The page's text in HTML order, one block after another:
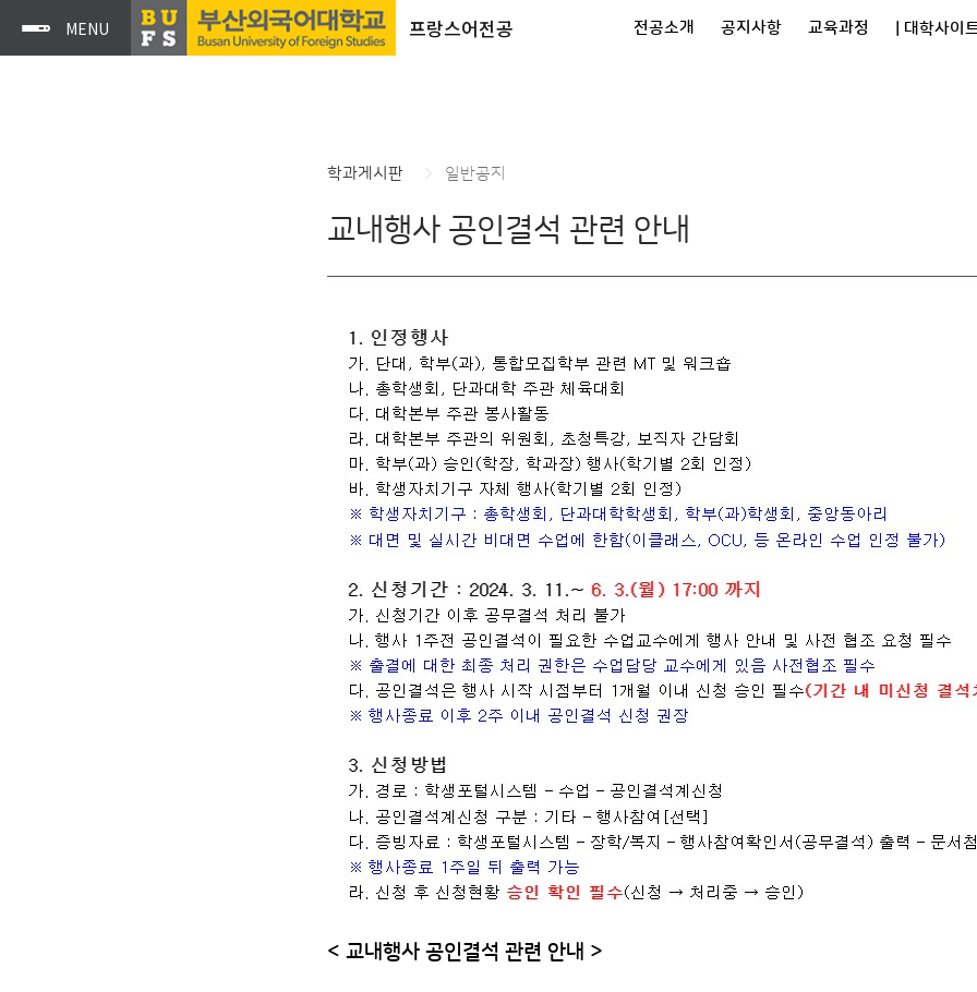
프랑스어전공 전공소개 공지사항 교육과정 | 대학사이
학과게시판 일반공지
교내행사 공인결석 관련 안내
< 교내행사 공인결석 관련 안내 >